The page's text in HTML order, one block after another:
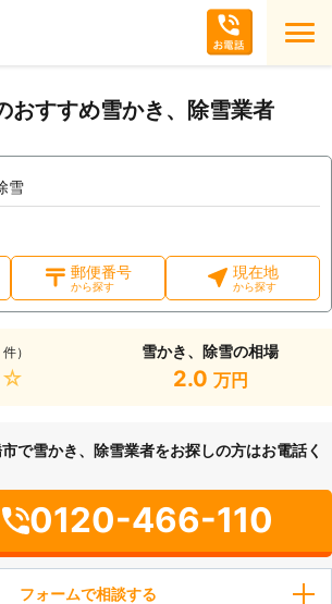
おすすめ雪かき、除雪業者
雪
郵便番号
から探す
現在地
から探す
件） 雪かき、除雪の相場
2.0 万円
で雪かき、除雪業者をお探しの方はお電話く
0120-466-110
フォームで相談する